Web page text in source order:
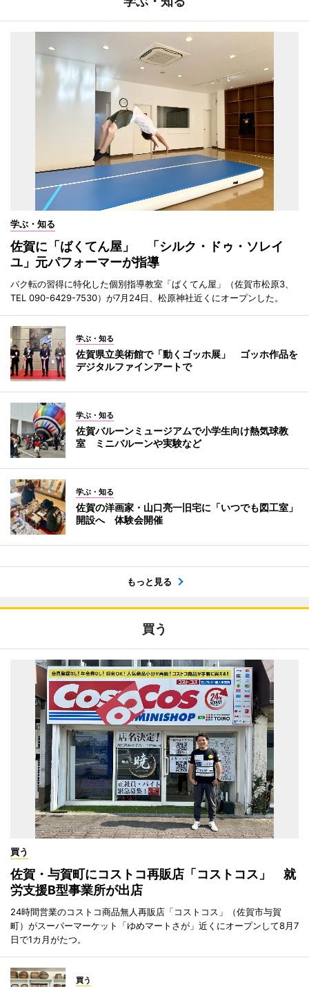
学ぶ・知る
佐賀に「ばくてん屋」 「シルク・ドゥ・ソレイ
ユ」元パフォーマーが指導
バク転の習得に特化した個別指導教室「ばくてん屋」（佐賀市松原3、
TEL 090-6429-7530）が7月24日、松原神社近くにオープンした。
学ぶ・知る
佐賀県立美術館で「動くゴッホ展」 ゴッホ作品を
デジタルファインアートで
学ぶ・知る
佐賀バルーンミュージアムで小学生向け熱気球教
室 ミニバルーンや実験など
学ぶ・知る
佐賀の洋画家・山口亮一旧宅に「いつでも図工室」
開設へ 体験会開催
もっと見る
買う
買う
佐賀・与賀町にコストコ再販店「コストコス」 就
労支援B型事業所が出店
24時間営業のコストコ商品無人再販店「コストコス」（佐賀市与賀
町）がスーパーマーケット「ゆめマートさが」近くにオープンして8月7
日で1カ月がたつ。
買う